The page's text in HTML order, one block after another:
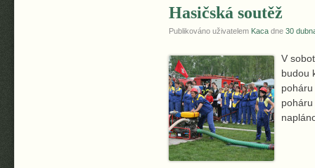
Hasičská soutěž
Publikováno uživatelem Kaca dne 30
V
budou